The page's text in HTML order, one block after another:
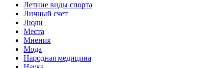
Летние виды спорта
Личный счет
Люди
Места
Мнения
Мода
Народная медицина